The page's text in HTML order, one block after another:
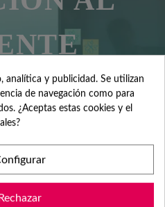
+34 965 731 401
tus dudas a
analítica y publicidad. Se utilizan
de navegación como para
¿Aceptas estas cookies y el
Rechazar